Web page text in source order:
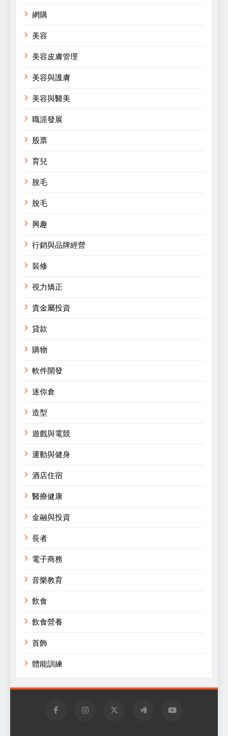
網購
美容
美容皮膚管理
美容與護膚
美容與醫美
職涯發展
股票
育兒
脫毛
脫毛
興趣
行銷與品牌經營
裝修
視力矯正
貴金屬投資
貸款
購物
軟件開發
迷你倉
造型
遊戲與電競
運動與健身
酒店住宿
醫療健康
金融與投資
長者
電子商務
音樂教育
飲食
飲食營養
首飾
體能訓練